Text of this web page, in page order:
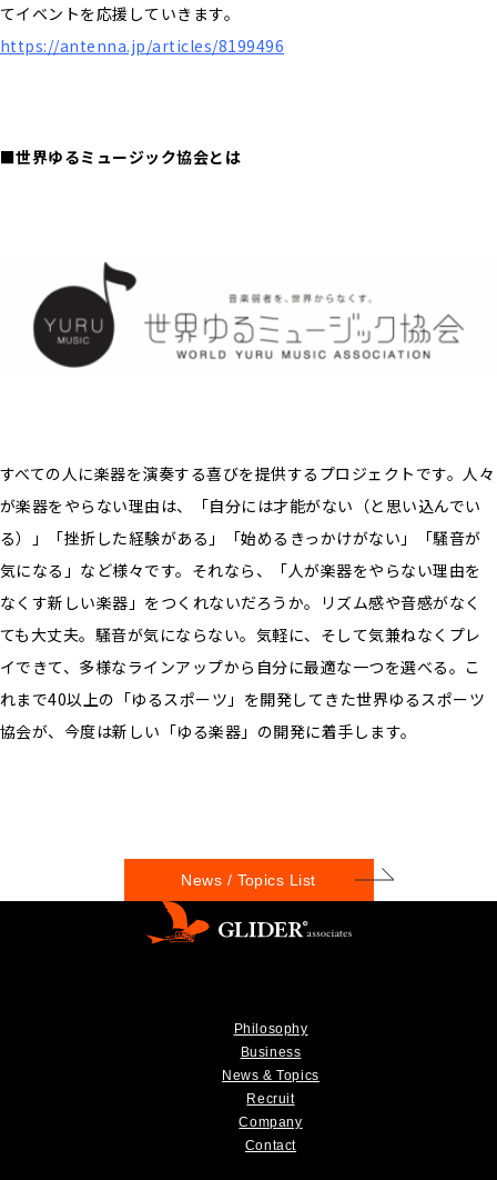
てイベントを応援していきます。
https://antenna.jp/articles/8199496
■世界ゆるミュージック協会とは
すべての人に楽器を演奏する喜びを提供するプロジェクトです。人々
が楽器をやらない理由は、「自分には才能がない（と思い込んでい
る）」「挫折した経験がある」「始めるきっかけがない」「騒音が
気になる」など様々です。それなら、「人が楽器をやらない理由を
なくす新しい楽器」をつくれないだろうか。リズム感や音感がなく
ても大丈夫。騒音が気にならない。気軽に、そして気兼ねなくプレ
イできて、多様なラインアップから自分に最適な一つを選べる。こ
れまで40以上の「ゆるスポーツ」を開発してきた世界ゆるスポーツ
協会が、今度は新しい「ゆる楽器」の開発に着手します。
News / Topics List
Philosophy
Business
News & Topics
Recruit
Company
Contact